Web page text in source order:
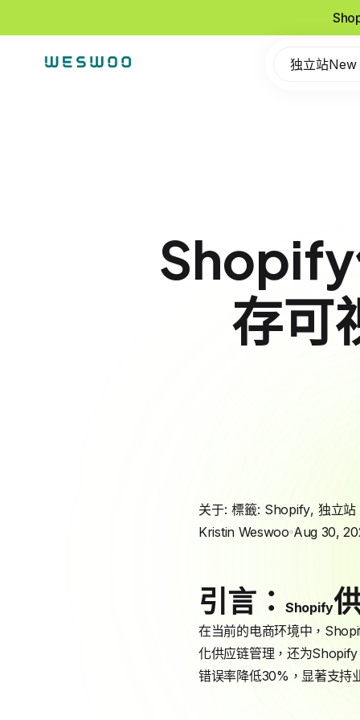
独立站New
Shopify
存可
关于: 標籤: Shopify, 独立站
Kristin Weswoo Aug 30,
引言： Shopify
在当前的电商环境中，
化供应链管理，还为
错误率降低30%，显著支持